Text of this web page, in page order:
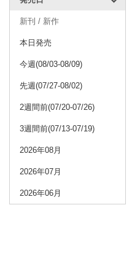
新刊 / 新作
本日発売
今週(08/03-08/09)
先週(07/27-08/02)
2週間前(07/20-07/26)
3週間前(07/13-07/19)
2026年08月
2026年07月
2026年06月